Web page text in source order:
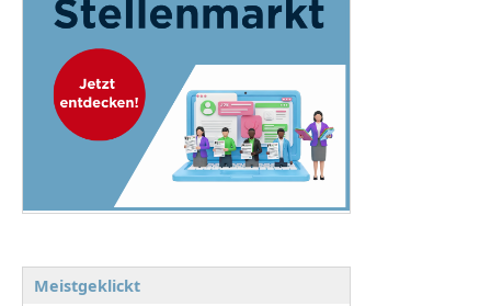
Meistgeklickt